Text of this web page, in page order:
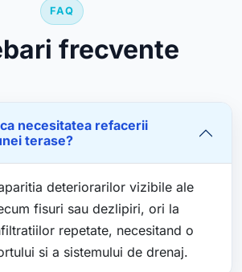
FAQ
frecvente
necesitatea refacerii
terase?
deteriorarilor vizibile ale
fisuri sau dezlipiri, ori la
repetate, necesitand o
si a sistemului de drenaj.